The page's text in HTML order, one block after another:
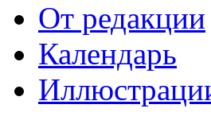
От редакции
Календарь